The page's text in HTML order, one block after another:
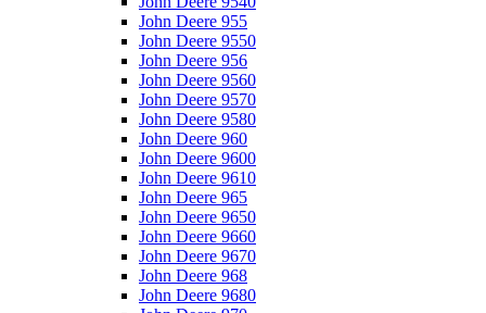
John Deere 955
John Deere 9550
John Deere 956
John Deere 9560
John Deere 9570
John Deere 9580
John Deere 960
John Deere 9600
John Deere 9610
John Deere 965
John Deere 9650
John Deere 9660
John Deere 9670
John Deere 968
John Deere 9680